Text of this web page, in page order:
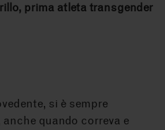
, prima atleta transgender
si è sempre
quando correva e